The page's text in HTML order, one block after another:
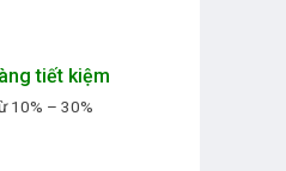
tiết kiệm
10% – 30%